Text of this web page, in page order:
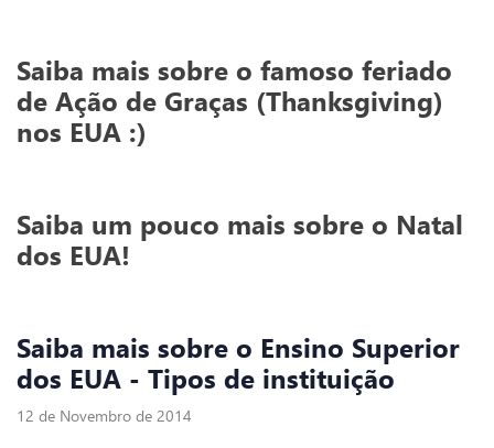
Saiba mais sobre o famoso feriado
de Ação de Graças (Thanksgiving)
nos EUA :)
Saiba um pouco mais sobre o Natal
dos EUA!
Saiba mais sobre o Ensino Superior
dos EUA - Tipos de instituição
12 de Novembro de 2014
We use cookies